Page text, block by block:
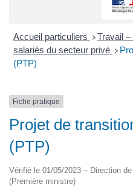
Accueil particuliers > Travail
salariés du secteur privé >
(PTP)
Fiche pratique
Projet de
(PTP)
Vérifié le 01/05/2023 – Direction
(Première ministre)